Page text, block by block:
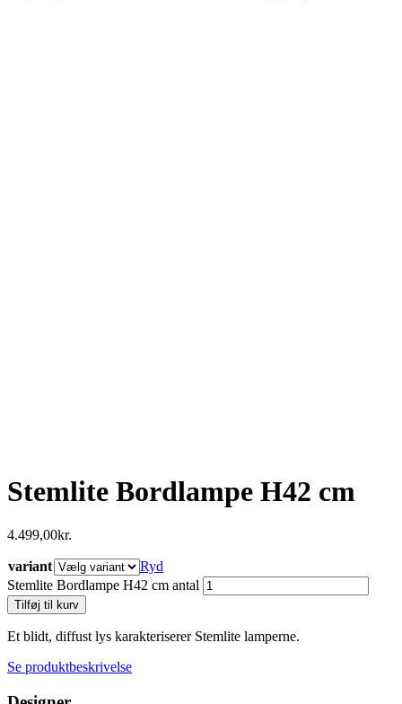
Stemlite Bordlampe H42 cm
4.499,00kr.
variant
Ryd
Stemlite Bordlampe H42 cm antal
Tilføj til kurv
Et blidt, diffust lys karakteriserer Stemlite lamperne.
Se produktbeskrivelse